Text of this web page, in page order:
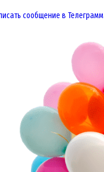
сообщение в Телеграмм